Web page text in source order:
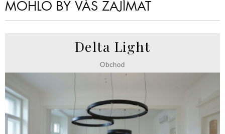
MOHLO BY VÁS ZAJÍMAT
Delta Light
Obchod